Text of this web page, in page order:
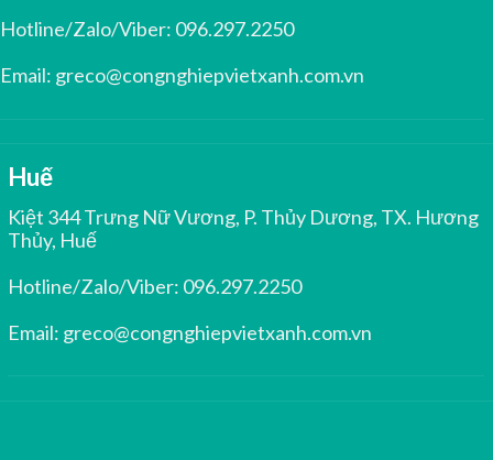
Hotline/Zalo/Viber: 096.297.2250
Email: greco@congnghiepvietxanh.com.vn
Huế
Kiệt 344 Trưng Nữ Vương, P. Thủy Dương, TX. Hương
Thủy, Huế
Hotline/Zalo/Viber: 096.297.2250
Email: greco@congnghiepvietxanh.com.vn